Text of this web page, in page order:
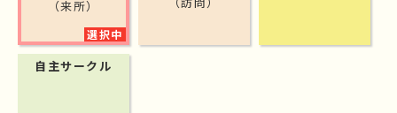
（来所）
自主サークル